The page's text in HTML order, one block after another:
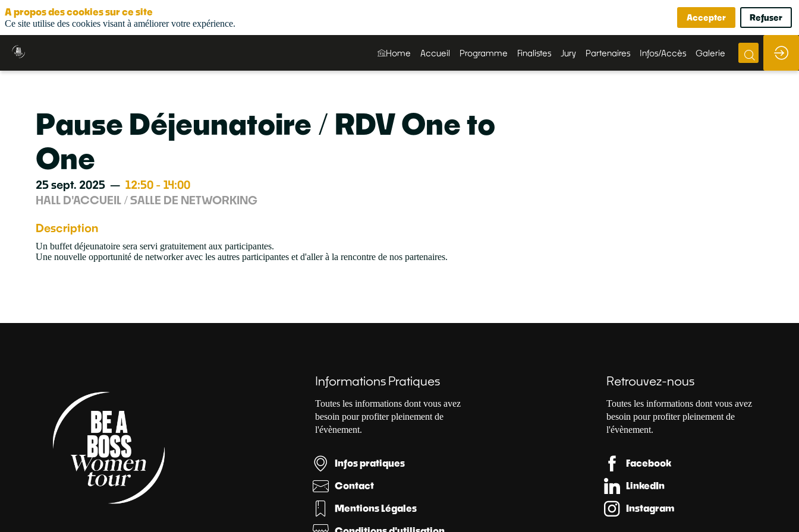
Home Accueil Programme Finalistes Jury Partenaires Infos/Accès Galerie
Pause Déjeunatoire / RDV One to
One
25 sept. 2025 — 12:50 - 14:00
HALL D'ACCUEIL / SALLE DE NETWORKING
Description
Un buffet déjeunatoire sera servi gratuitement aux participantes.
Une nouvelle opportunité de networker avec les autres participantes et d'aller à la rencontre de nos partenaires.
Informations Pratiques
Toutes les informations dont vous avez
besoin pour profiter pleinement de
l'évènement.
Infos pratiques
Contact
Mentions Légales
Retrouvez-nous
Toutes les informations dont vous avez
besoin pour profiter pleinement de
l'évènement.
Facebook
LinkedIn
Instagram
A propos des cookies sur ce site
Ce site utilise des cookies visant à améliorer votre expérience.
Accepter Refuser